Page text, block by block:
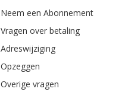
Neem een Abonnement
Vragen over betaling
Adreswijziging
Opzeggen
Overige vragen